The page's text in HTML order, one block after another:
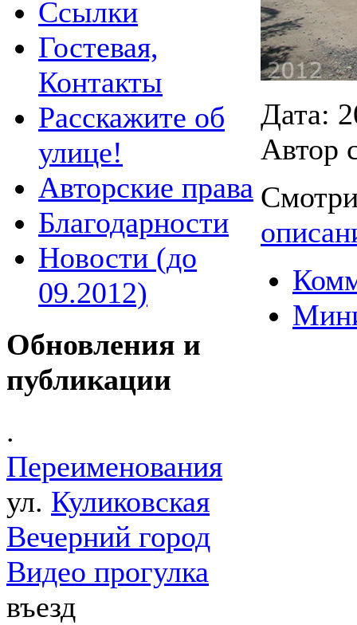
Ссылки
Гостевая,
Контакты
Расскажите об
улице!
Авторские права
Благодарности
Новости (до
09.2012)
Обновления и
публикации
.
Переименования
ул. Куликовская
Вечерний город
Видео прогулка
въезд
Дата:
Автор